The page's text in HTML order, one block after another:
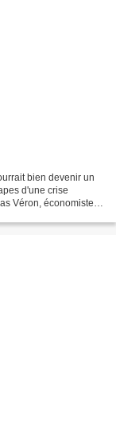
bien devenir un
d'une crise
Véron, économiste